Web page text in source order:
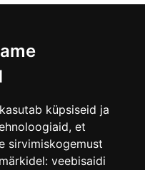
küpsiseid ja
et
sirvimiskogemust
veebisaidi
tegmisel nii
just teie
või näiteks teie
kingi koostamisega!
siit!